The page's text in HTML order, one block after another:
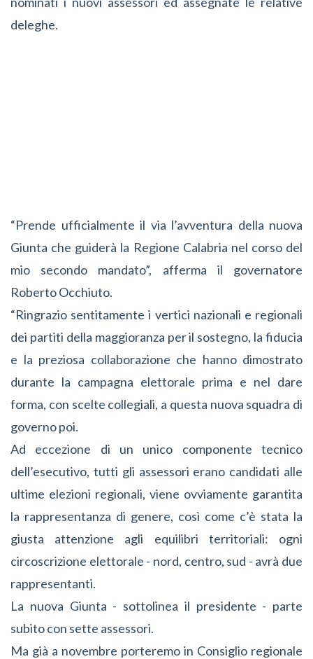
deleghe.
“Prende ufficialmente il via l’avventura della nuova
Giunta che guiderà la Regione Calabria nel corso del
mio secondo mandato”, afferma il governatore
Roberto Occhiuto.
“Ringrazio sentitamente i vertici nazionali e regionali
dei partiti della maggioranza per il sostegno, la fiducia
e la preziosa collaborazione che hanno dimostrato
durante la campagna elettorale prima e nel dare
forma, con scelte collegiali, a questa nuova squadra di
governo poi.
Ad eccezione di un unico componente tecnico
dell’esecutivo, tutti gli assessori erano candidati alle
ultime elezioni regionali, viene ovviamente garantita
la rappresentanza di genere, così come c’è stata la
giusta attenzione agli equilibri territoriali: ogni
circoscrizione elettorale - nord, centro, sud - avrà due
rappresentanti.
La nuova Giunta - sottolinea il presidente - parte
subito con sette assessori.
Ma già a novembre porteremo in Consiglio regionale